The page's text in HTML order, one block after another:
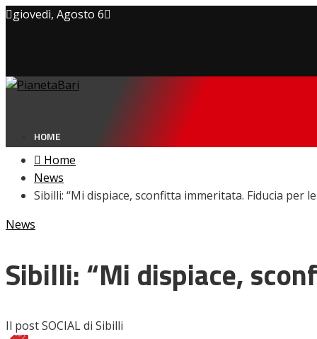
giovedì, Agosto 6
Cookie Policy
HOME
NEWS
Giovanili
Le pagelle
Home
News
Sibilli: “Mi dispiace, sconfitta immeritata. Fiducia per
News
Sibilli: “Mi dispiace,
Il post SOCIAL di Sibilli